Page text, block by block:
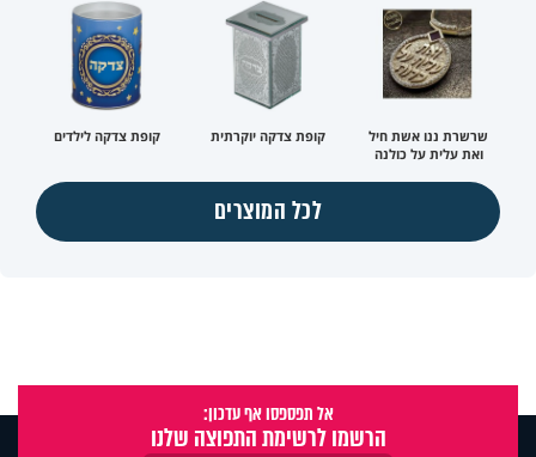
שרשרת ננו אשת חיל
ואת עלית על כולנה
קופת צדקה יוקרתית קופת צדקה לילדים
לכל המוצרים
אל תפספסו אף עדכון:
הרשמו לרשימת התפוצה שלנו